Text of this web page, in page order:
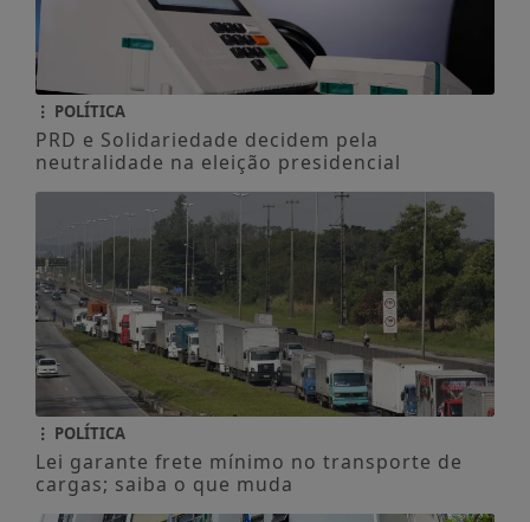
POLÍTICA
PRD e Solidariedade decidem pela
neutralidade na eleição presidencial
POLÍTICA
Lei garante frete mínimo no transporte de
cargas; saiba o que muda